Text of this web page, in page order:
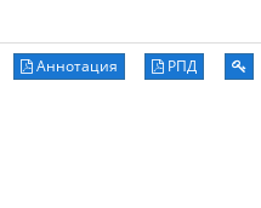
Аннотация РПД